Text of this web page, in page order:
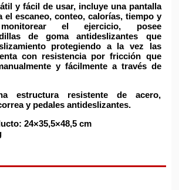
y fácil de usar,incluye una pantalla
el escaneo, conteo, calorías, tiempo y
el ejercicio, posee
de goma antideslizantes
que
protegiendo a la vez las
con resistencia por fricción que
y fácilmente a través de
estructura resistente de acero,
y pedales antideslizantes.
24×35,5×48,5 cm